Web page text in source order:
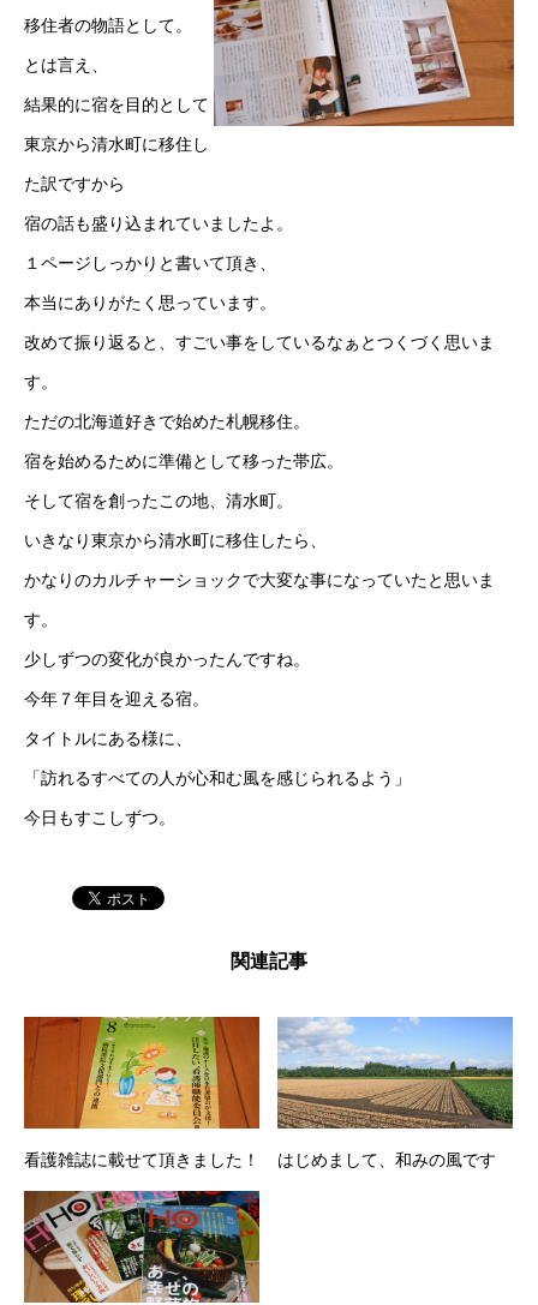
移住者の物語として。
とは言え、
結果的に宿を目的として
東京から清水町に移住し
た訳ですから
宿の話も盛り込まれていましたよ。
１ページしっかりと書いて頂き、
本当にありがたく思っています。
改めて振り返ると、すごい事をしているなぁとつくづく思いま
す。
ただの北海道好きで始めた札幌移住。
宿を始めるために準備として移った帯広。
そして宿を創ったこの地、清水町。
いきなり東京から清水町に移住したら、
かなりのカルチャーショックで大変な事になっていたと思いま
す。
少しずつの変化が良かったんですね。
今年７年目を迎える宿。
タイトルにある様に、
「訪れるすべての人が心和む風を感じられるよう」
今日もすこしずつ。
関連記事
看護雑誌に載せて頂きました！ はじめまして、和みの風です